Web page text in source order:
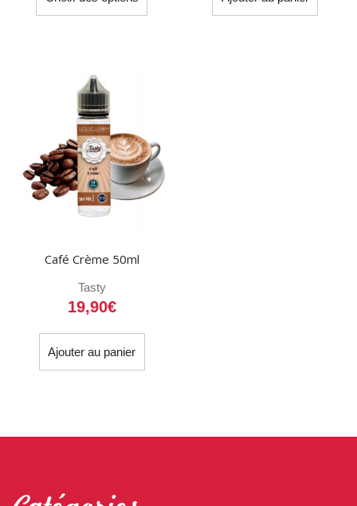
a
être
choisies
sur
la
Café Crème 50ml
Tasty
19,90€
Ajouter au panier